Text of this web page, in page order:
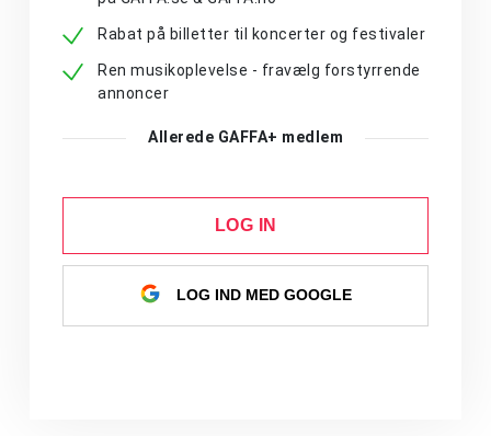
Rabat på billetter til koncerter og festivaler
Ren musikoplevelse - fravælg forstyrrende
annoncer
Allerede GAFFA+ medlem
LOG IN
LOG IND MED GOOGLE